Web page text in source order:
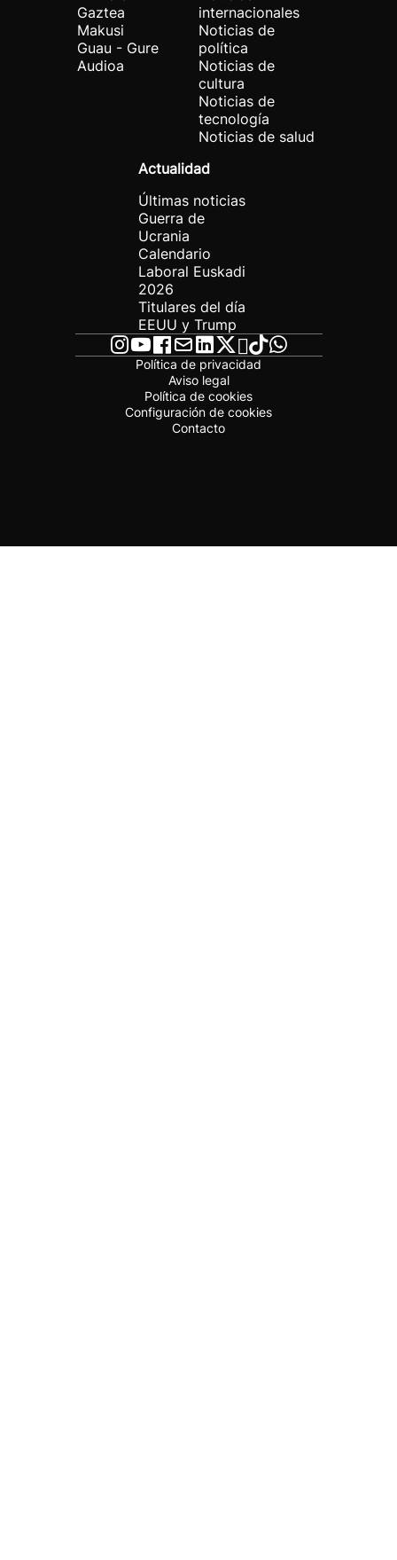
Gaztea
Makusi
Guau - Gure
Audioa
internacionales
Noticias de
política
Noticias de
cultura
Noticias de
tecnología
Noticias de salud
Actualidad
Últimas noticias
Guerra de
Ucrania
Calendario
Laboral Euskadi
2026
Titulares del día
EEUU y Trump
Política de privacidad
Aviso legal
Política de cookies
Configuración de cookies
Contacto